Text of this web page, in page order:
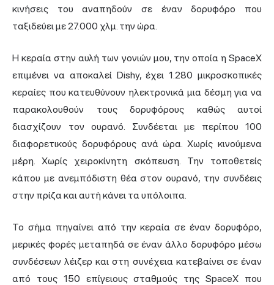
κινήσεις του αναπηδούν σε έναν δορυφόρο που
ταξιδεύει με 27.000 χλμ. την ώρα.
Η κεραία στην αυλή των γονιών μου, την οποία η SpaceX
επιμένει να αποκαλεί Dishy, έχει 1.280 μικροσκοπικές
κεραίες που κατευθύνουν ηλεκτρονικά μια δέσμη για να
παρακολουθούν τους δορυφόρους καθώς αυτοί
διασχίζουν τον ουρανό. Συνδέεται με περίπου 100
διαφορετικούς δορυφόρους ανά ώρα. Χωρίς κινούμενα
μέρη. Χωρίς χειροκίνητη σκόπευση. Την τοποθετείς
κάπου με ανεμπόδιστη θέα στον ουρανό, την συνδέεις
στην πρίζα και αυτή κάνει τα υπόλοιπα.
Το σήμα πηγαίνει από την κεραία σε έναν δορυφόρο,
μερικές φορές μεταπηδά σε έναν άλλο δορυφόρο μέσω
συνδέσεων λέιζερ και στη συνέχεια κατεβαίνει σε έναν
από τους 150 επίγειους σταθμούς της SpaceX που